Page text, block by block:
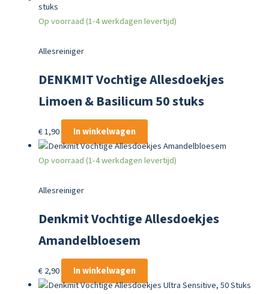
Op voorraad (1-4 werkdagen levertijd)
Allesreiniger
DENKMIT Vochtige Allesdoekjes
Limoen & Basilicum 50 stuks
€1,90 In winkelwagen
Op voorraad (1-4 werkdagen levertijd)
Allesreiniger
Denkmit Vochtige Allesdoekjes
Amandelbloesem
€2,90 In winkelwagen